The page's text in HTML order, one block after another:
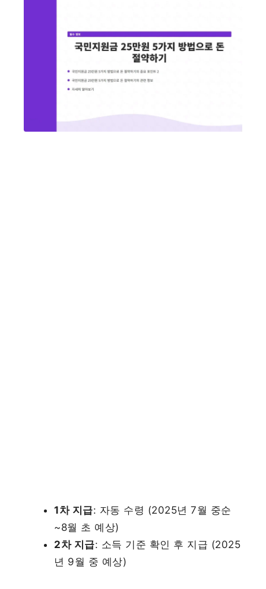
1차 지급: 자동 수령 (2025년 7월 중순
~8월 초 예상)
2차 지급: 소득 기준 확인 후 지급 (2025
년 9월 중 예상)